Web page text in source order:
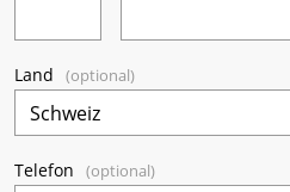
Land
Telefon